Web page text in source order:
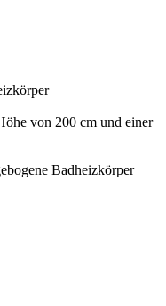
von 200 cm und einer
Badheizkörper